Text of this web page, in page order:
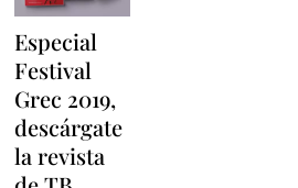
Especial
Festival
Grec 2019,
descárgate
la revista